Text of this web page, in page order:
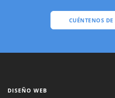
CUÉNTENOS DE
DISEÑO WEB